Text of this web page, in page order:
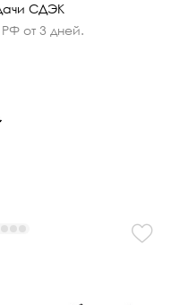
СДЭК
от 3 дней.